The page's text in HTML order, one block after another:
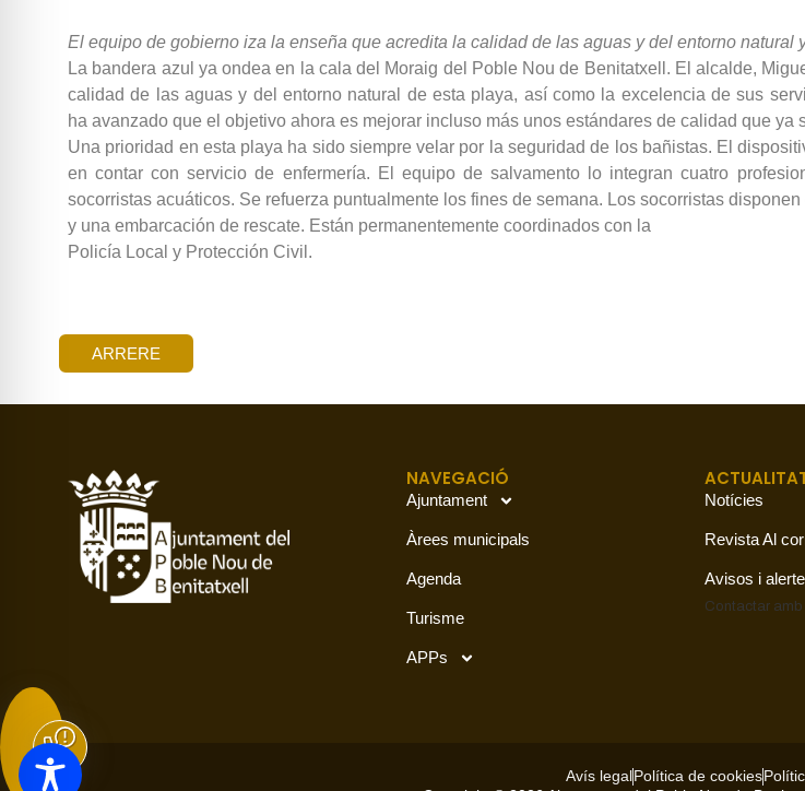
El equipo de gobierno iza la enseña que acredita la calidad de las aguas y del entorno natural
La bandera azul ya ondea en la cala del Moraig del Poble Nou de Benitatxell. El alcalde,
calidad de las aguas y del entorno natural de esta playa, así como la excelencia de sus
ha avanzado que el objetivo ahora es mejorar incluso más unos estándares de calidad que ya
Una prioridad en esta playa ha sido siempre velar por la seguridad de los bañistas. El
en contar con servicio de enfermería. El equipo de salvamento lo integran cuatro
socorristas acuáticos. Se refuerza puntualmente los fines de semana. Los socorristas
y una embarcación de rescate. Están permanentemente coordinados con la
Policía Local y Protección Civil.
ARRERE
NAVEGACIÓ
Ajuntament
Àrees municipals
Agenda
Turisme
APPs
Notícies
Revista Al
Avisos i
Contactar amb
Avís legalPolítica de cookies